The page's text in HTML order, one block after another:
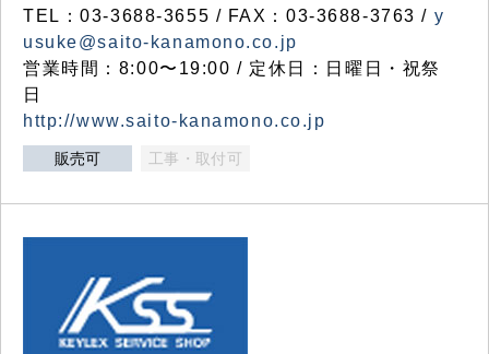
TEL：03-3688-3655 / FAX：03-3688-3763 / y
usuke@saito-kanamono.co.jp
営業時間：8:00〜19:00 / 定休日：日曜日・祝祭
日
http://www.saito-kanamono.co.jp
販売可 工事・取付可